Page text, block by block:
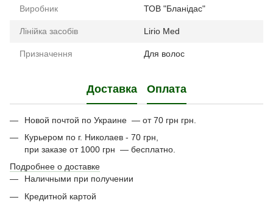
Виробник ТОВ "Бланідас"
Лінійка засобів Lirio Med
Призначення Для волос
Доставка Оплата
Новой почтой по Украине — от 70 грн грн.
Курьером по г. Николаев - 70 грн,
при заказе от 1000 грн — бесплатно.
Подробнее о доставке
Наличными при получении
Кредитной картой